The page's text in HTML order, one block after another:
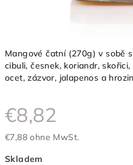
Mangové čatní (270g) v sobě
cibuli, česnek, koriandr,
ocet, zázvor, jalapenos a
€8,82
€7,88 ohne MwSt.
Skladem